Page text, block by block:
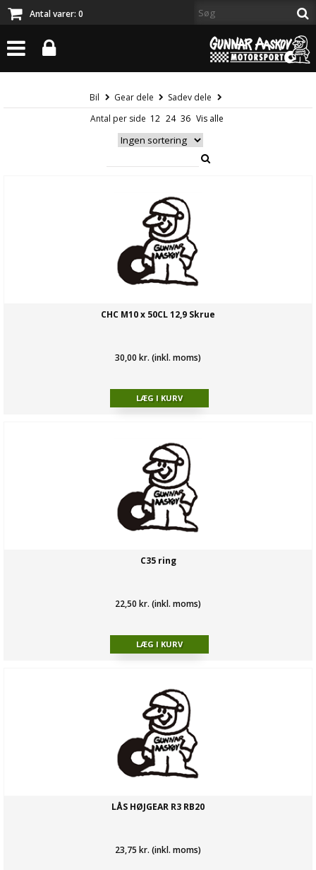
Antal varer: 0
Bil Gear dele
Sadev dele
Antal per side
CHC M10 x 50CL 12,9 Skrue
30,00 kr. (inkl. moms)
C35 ring
22,50 kr. (inkl. moms)
LÅS HØJGEAR R3 RB20
23,75 kr. (inkl. moms)